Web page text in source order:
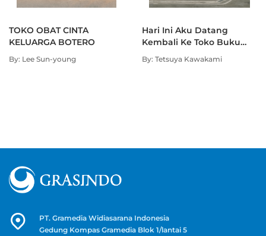
TOKO OBAT CINTA
KELUARGA BOTERO
By: Lee Sun-young
Hari Ini Aku Datang
Kembali Ke Toko Buku
Kobayashi
By: Tetsuya Kawakami
PT. Gramedia Widiasarana Indonesia
Gedung Kompas Gramedia Blok 1/lantai 5